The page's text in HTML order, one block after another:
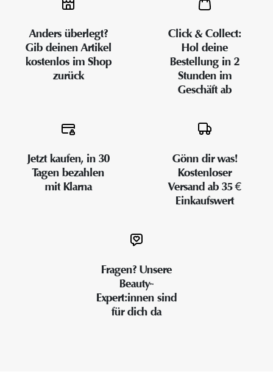
Anders überlegt?
Gib deinen Artikel
kostenlos im Shop
zurück
Click & Collect:
Hol deine
Bestellung in 2
Stunden im
Geschäft ab
Jetzt kaufen, in 30
Tagen bezahlen
mit Klarna
Gönn dir was!
Kostenloser
Versand ab 35 €
Einkaufswert
Fragen? Unsere
Beauty-
Expert:innen sind
für dich da